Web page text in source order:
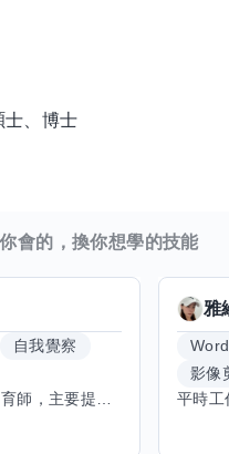
士、博士
會的，換你想學的技能
自我覺察
結合靈魂療癒x NGH催眠認證的療育師，主要提供潛意識探索和靈魂導向的催眠療育。你會全程100%清醒跟我對話。
雅
Word
影像